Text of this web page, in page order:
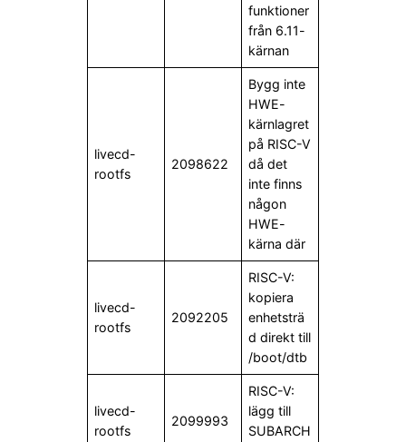
funktioner
från 6.11-
kärnan
livecd-
rootfs
2098622
Bygg inte
HWE-
kärnlagret
på RISC-V
då det
inte finns
någon
HWE-
kärna där
livecd-
rootfs
2092205
RISC-V:
kopiera
enhetsträ
d direkt till
/boot/dtb
livecd-
rootfs
2099993
RISC-V:
lägg till
SUBARCH